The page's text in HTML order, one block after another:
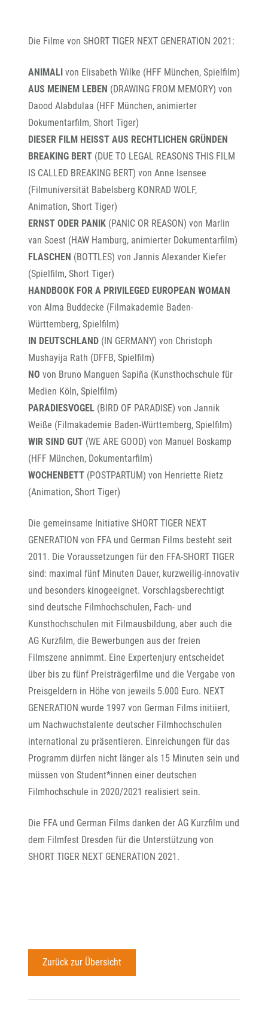
Die Filme von SHORT TIGER NEXT GENERATION 2021:
ANIMALI von Elisabeth Wilke (HFF München, Spielfilm)
AUS MEINEM LEBEN (DRAWING FROM MEMORY) von
Daood Alabdulaa (HFF München, animierter
Dokumentarfilm, Short Tiger)
DIESER FILM HEISST AUS RECHTLICHEN GRÜNDEN
BREAKING BERT (DUE TO LEGAL REASONS THIS FILM
IS CALLED BREAKING BERT) von Anne Isensee
(Filmuniversität Babelsberg KONRAD WOLF,
Animation, Short Tiger)
ERNST ODER PANIK (PANIC OR REASON) von Marlin
van Soest (HAW Hamburg, animierter Dokumentarfilm)
FLASCHEN (BOTTLES) von Jannis Alexander Kiefer
(Spielfilm, Short Tiger)
HANDBOOK FOR A PRIVILEGED EUROPEAN WOMAN
von Alma Buddecke (Filmakademie Baden-
Württemberg, Spielfilm)
IN DEUTSCHLAND (IN GERMANY) von Christoph
Mushayija Rath (DFFB, Spielfilm)
NO von Bruno Manguen Sapiña (Kunsthochschule für
Medien Köln, Spielfilm)
PARADIESVOGEL (BIRD OF PARADISE) von Jannik
Weiße (Filmakademie Baden-Württemberg, Spielfilm)
WIR SIND GUT (WE ARE GOOD) von Manuel Boskamp
(HFF München, Dokumentarfilm)
WOCHENBETT (POSTPARTUM) von Henriette Rietz
(Animation, Short Tiger)
Die gemeinsame Initiative SHORT TIGER NEXT
GENERATION von FFA und German Films besteht seit
2011. Die Voraussetzungen für den FFA-SHORT TIGER
sind: maximal fünf Minuten Dauer, kurzweilig-innovativ
und besonders kinogeeignet. Vorschlagsberechtigt
sind deutsche Filmhochschulen, Fach- und
Kunsthochschulen mit Filmausbildung, aber auch die
AG Kurzfilm, die Bewerbungen aus der freien
Filmszene annimmt. Eine Expertenjury entscheidet
über bis zu fünf Preisträgerfilme und die Vergabe von
Preisgeldern in Höhe von jeweils 5.000 Euro. NEXT
GENERATION wurde 1997 von German Films initiiert,
um Nachwuchstalente deutscher Filmhochschulen
international zu präsentieren. Einreichungen für das
Programm dürfen nicht länger als 15 Minuten sein und
müssen von Student*innen einer deutschen
Filmhochschule in 2020/2021 realisiert sein.
Die FFA und German Films danken der AG Kurzfilm und
dem Filmfest Dresden für die Unterstützung von
SHORT TIGER NEXT GENERATION 2021.
Zurück zur Übersicht